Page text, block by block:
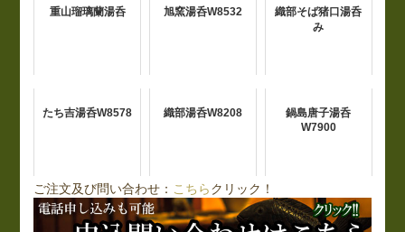
重山瑠璃蘭湯呑 旭窯湯呑W8532
織部そば猪口湯呑
み
たち吉湯呑W8578 織部湯呑W8208
鍋島唐子湯呑
W7900
ご注文及び問い合わせ： こちらクリック！